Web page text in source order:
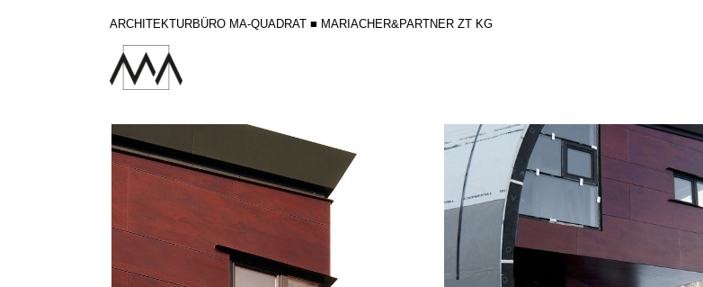
ARCHITEKTURBÜRO MA-QUADRAT ■ MARIACHER&PARTNER ZT KG